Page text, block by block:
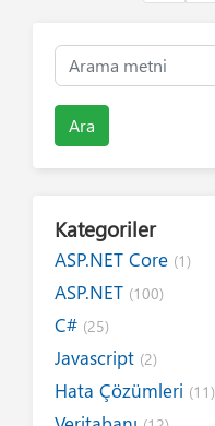
Ara
Kategoriler
ASP.NET Core (1)
ASP.NET (100)
C# (25)
Javascript (2)
Hata Çözümleri (11)